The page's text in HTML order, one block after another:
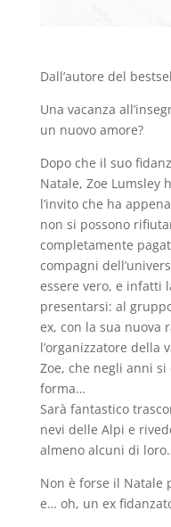
Dall’autore del
Una vacanza
un nuovo amore?
Dopo che il suo
Natale, Zoe Lumsley
l’invito che ha
non si possono
completamente
compagni
essere vero, e infatti
presentarsi: al
ex, con la sua nuova
l’organizzatore della
Zoe, che negli anni
forma…
Sarà fantastico
nevi delle Alpi e
almeno alcuni di
Non è forse il Natale
e… oh, un ex